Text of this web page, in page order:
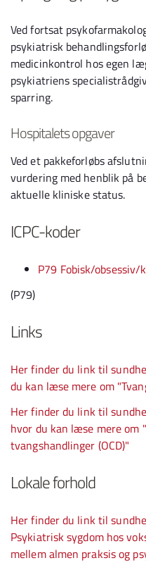
Ved fortsat
psykiatrisk
medicinkontrol hos egen
psykiatriens
sparring.
Hospitalets opgaver
Ved et pakkeforløbs
vurdering med henblik på
aktuelle kliniske status.
ICPC-koder
P79 Fobisk/
(P79)
Links
Her finder du link til
du kan læse mere om
Her finder du link til
hvor du kan læse mere om
tvangshandlinger (OCD)"
Lokale forhold
Her finder du link til
Psykiatrisk sygdom hos
mellem almen praksis og